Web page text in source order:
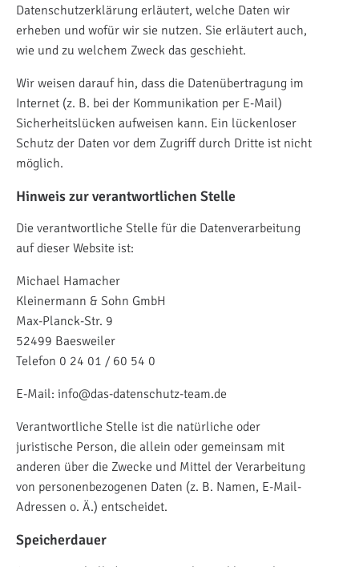
Datenschutzerklärung erläutert, welche Daten wir
erheben und wofür wir sie nutzen. Sie erläutert auch,
wie und zu welchem Zweck das geschieht.
Wir weisen darauf hin, dass die Datenübertragung im
Internet (z. B. bei der Kommunikation per E-Mail)
Sicherheitslücken aufweisen kann. Ein lückenloser
Schutz der Daten vor dem Zugriff durch Dritte ist nicht
möglich.
Hinweis zur verantwortlichen Stelle
Die verantwortliche Stelle für die Datenverarbeitung
auf dieser Website ist:
Michael Hamacher
Kleinermann & Sohn GmbH
Max-Planck-Str. 9
52499 Baesweiler
Telefon 0 24 01 / 60 54 0
E-Mail: info@das-datenschutz-team.de
Verantwortliche Stelle ist die natürliche oder
juristische Person, die allein oder gemeinsam mit
anderen über die Zwecke und Mittel der Verarbeitung
von personenbezogenen Daten (z. B. Namen, E-Mail-
Adressen o. Ä.) entscheidet.
Speicherdauer